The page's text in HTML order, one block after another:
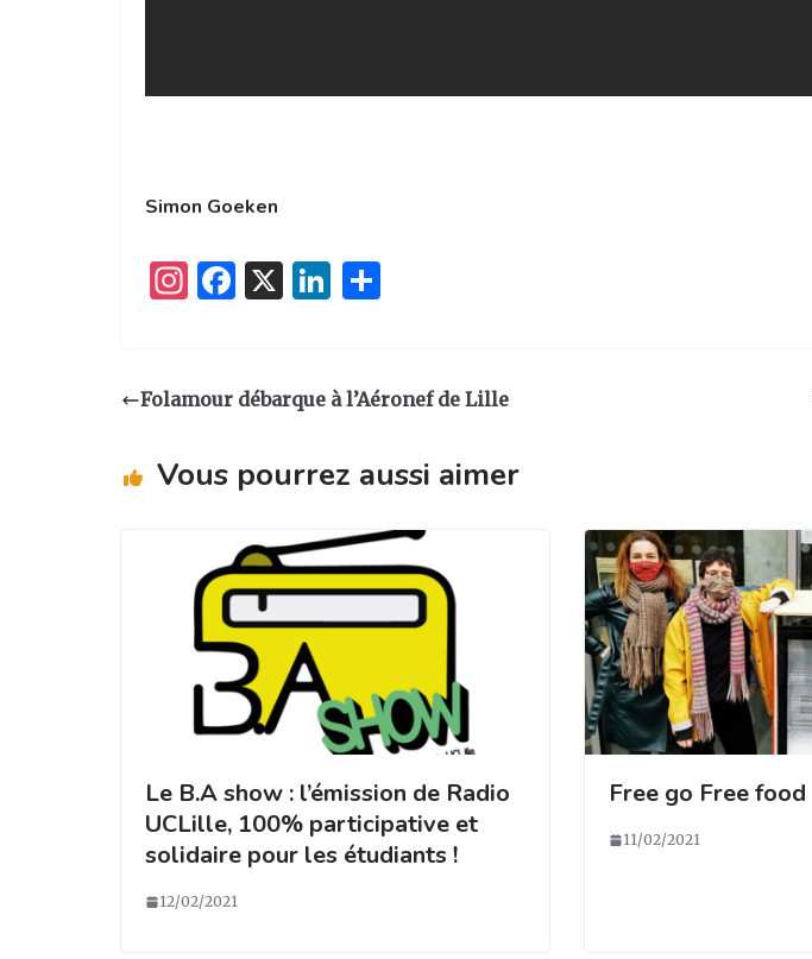
Simon Goeken
I
a
ra
F
e
o
k
X
Li
e
n
g
Folamour débarque à l’Aéronef de Lille
Vous pourrez aussi aimer
Le B.A show : l’émission de Radio
UCLille, 100% participative et
solidaire pour les étudiants !
12/02/2021
Free go Free food
11/02/2021